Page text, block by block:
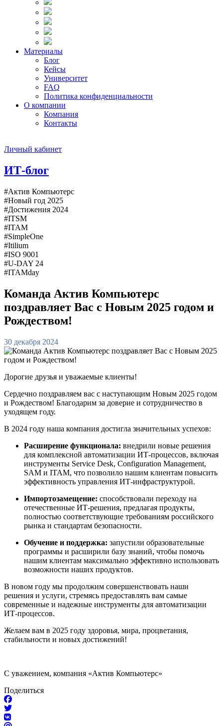
Материалы
Блог
Кейсы
Университет
FAQ
Политика конфиденциальности
О компании
Компания
Контакты
Личный кабинет
ИТ-блог
#Актив Компьютерс
#Новый год 2025
#Достижения 2024
#ITSM
#ITAM
#SimpleOne
#Itilium
#ISO 9001
#U-DAY 24
#ITAMday
Команда Актив Компьютерс
поздравляет Вас с Новым 2025 годом и
Рождеством!
30 декабря 2024
Дорогие друзья и уважаемые клиенты!
Сердечно поздравляем вас с наступающим Новым 2025 годом
и Рождеством! Благодарим за доверие и сотрудничество в
уходящем году.
В 2024 году наша компания достигла значительных успехов:
Расширение функционала: внедрили новые решения
для комплексной автоматизации ИТ-процессов, включая
инструменты Service Desk, Configuration Management,
SAM и ITAM, что позволило нашим клиентам повысить
эффективность управления ИТ-инфраструктурой.
Импортозамещение: способствовали переходу на
отечественные ИТ-решения, предлагая продукты,
полностью соответствующие требованиям российского
рынка и стандартам безопасности.
Обучение и поддержка: запустили образовательные
программы и расширили базу знаний, чтобы помочь
нашим клиентам максимально эффективно использовать
возможности наших продуктов.
В новом году мы продолжим совершенствовать наши
решения и услуги, стремясь предоставлять вам самые
современные и надежные инструменты для автоматизации
ИТ-процессов.
Желаем вам в 2025 году здоровья, мира, процветания,
стабильности и новых достижений!
С уважением, компания «Актив Компьютерс»
Поделиться